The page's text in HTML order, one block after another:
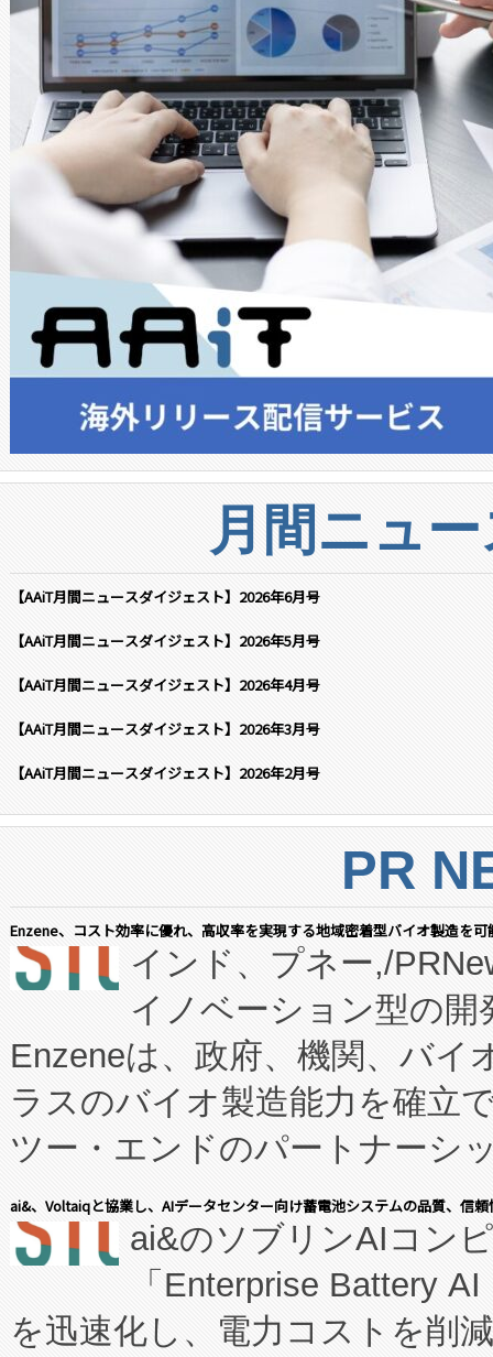
月間ニュ
【AAiT月間ニュースダイジェスト】2026年6月号
【AAiT月間ニュースダイジェスト】2026年5月号
【AAiT月間ニュースダイジェスト】2026年4月号
【AAiT月間ニュースダイジェスト】2026年3月号
【AAiT月間ニュースダイジェスト】2026年2月号
PR
Enzene、コスト効率に優れ、高収率を実現する地域密着型バイオ製造を
インド、プネー,/
イノベーション型の
Enzeneは、政府、機関、バイ
ラスのバイオ製造能力を確立
ツー・エンドのパートナーシ
表しました。 同社の実績ある
manufacturing™ (FCCM™) プ
たNeXは、バイオ医薬品製造
従来のフェッドバッチ施設の
ai&、Voltaiqと協業し、AIデータセンター向け蓄電池システムの品質、信
ai&のソブリンAIコン
「Enterprise Battery
を迅速化し、電力コストを削